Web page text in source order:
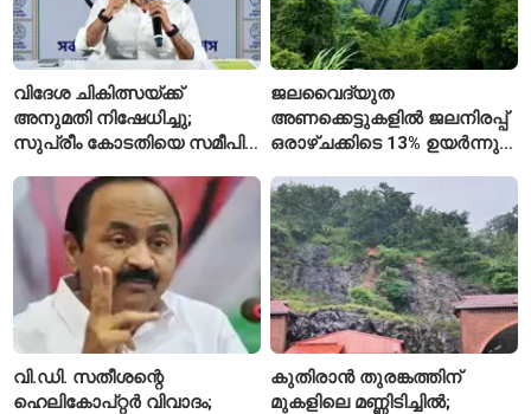
വിദേശ ചികിത്സയ്ക്ക്
അനുമതി നിഷേധിച്ചു;
സുപ്രീം കോടതിയെ സമീപിച്ച്
ജലവൈദ്യുത
അണക്കെട്ടുകളിൽ ജലനിരപ്പ്
ഒരാഴ്ചക്കിടെ 13% ഉയർന്നു;
ഇപ്പോഴും കുറവ്
വി.ഡി. സതീശന്റെ
ഹെലികോപ്റ്റർ വിവാദം;
കുതിരാൻ തുരങ്കത്തിന്
മുകളിലെ മണ്ണിടിച്ചിൽ;